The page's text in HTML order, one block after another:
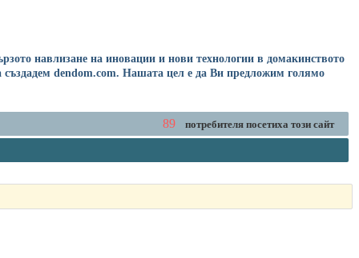
навлизане на иновации и нови технологии в домакинството
dendom.com. Нашата цел е да Ви предложим голямо
89 потребителя посетиха този сайт